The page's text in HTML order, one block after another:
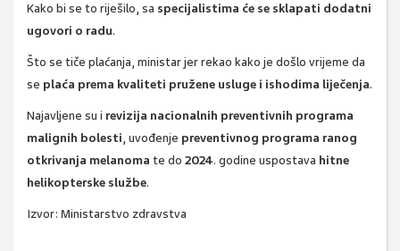
Kako bi se to riješilo, sa specijalistima će se sklapati dodatni
ugovori o radu.
Što se tiče plaćanja, ministar jer rekao kako je došlo vrijeme da
se plaća prema kvaliteti pružene usluge i ishodima liječenja.
Najavljene su i revizija nacionalnih preventivnih programa
malignih bolesti, uvođenje preventivnog programa ranog
otkrivanja melanoma te do 2024. godine uspostava hitne
helikopterske službe.
Izvor: Ministarstvo zdravstva